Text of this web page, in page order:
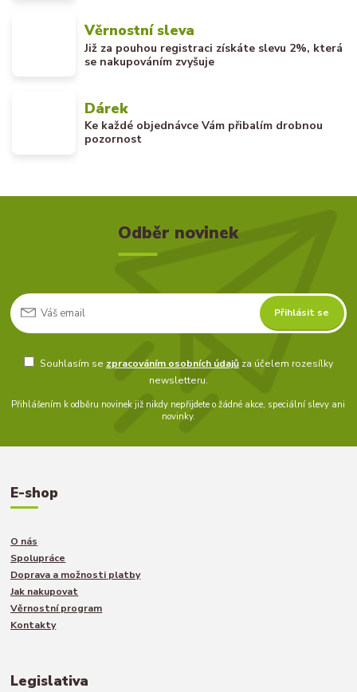
Věrnostní sleva
Již za pouhou registraci získáte slevu 2%, která
se nakupováním zvyšuje
Dárek
Ke každé objednávce Vám přibalím drobnou
pozornost
Odběr novinek
Přihlásit se
Souhlasím se zpracováním osobních údajůza účelem rozesílky
newsletteru.
Přihlášením k odběru novinek již nikdy nepřijdete o žádné akce, speciální slevy ani
novinky.
E-shop
O nás
Spolupráce
Doprava a možnosti platby
Jak nakupovat
Věrnostní program
Kontakty
Legislativa